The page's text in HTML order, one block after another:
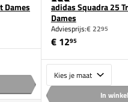
Dames
adidas Squadra 25
Dames
Adviesprijs:€ 2295
€ 1295
In